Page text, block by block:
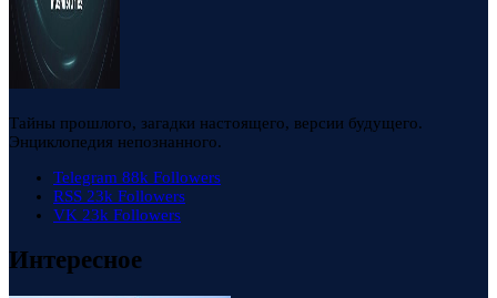
Тайны прошлого, загадки настоящего, версии будущего.
Энциклопедия непознанного.
Telegram 88k Followers
RSS 23k Followers
VK 23k Followers
Интересное